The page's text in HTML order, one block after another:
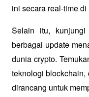
ini secara real-time di
Selain itu, kunjungi
berbagai update
dunia crypto.
teknologi
dirancang untuk